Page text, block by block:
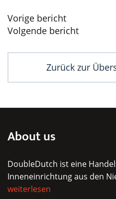
Vorige bericht
Volgende bericht
Zurück zur
About us
DoubleDutch ist eine
Inneneinrichtung aus den
weiterlesen